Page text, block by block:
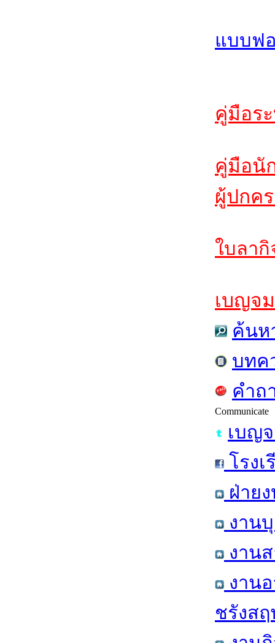
แบบฟ
คู่มือร
คู่มือนั
ผู้ปกค
ใบลา
เบญจ
ค้นห
บทค
คำถ
Communicate
เบญ
โรง
ฝ่าย
งาน
งาน
งาน
ชรังส